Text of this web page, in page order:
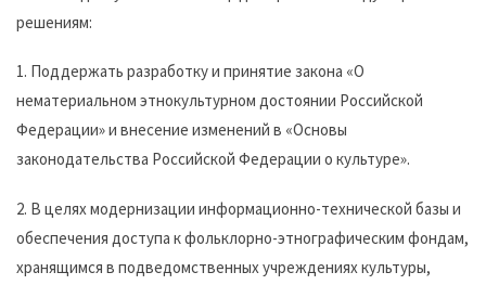
решениям:
1. Поддержать разработку и принятие закона «О
нематериальном этнокультурном достоянии Российской
Федерации» и внесение изменений в «Основы
законодательства Российской Федерации о культуре».
2. В целях модернизации информационно-технической базы и
обеспечения доступа к фольклорно-этнографическим фондам,
хранящимся в подведомственных учреждениях культуры,